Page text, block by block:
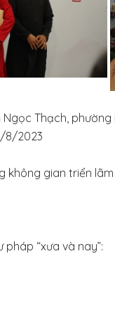
Thạch, phường
8/2023
không gian triển
“xưa và nay”: